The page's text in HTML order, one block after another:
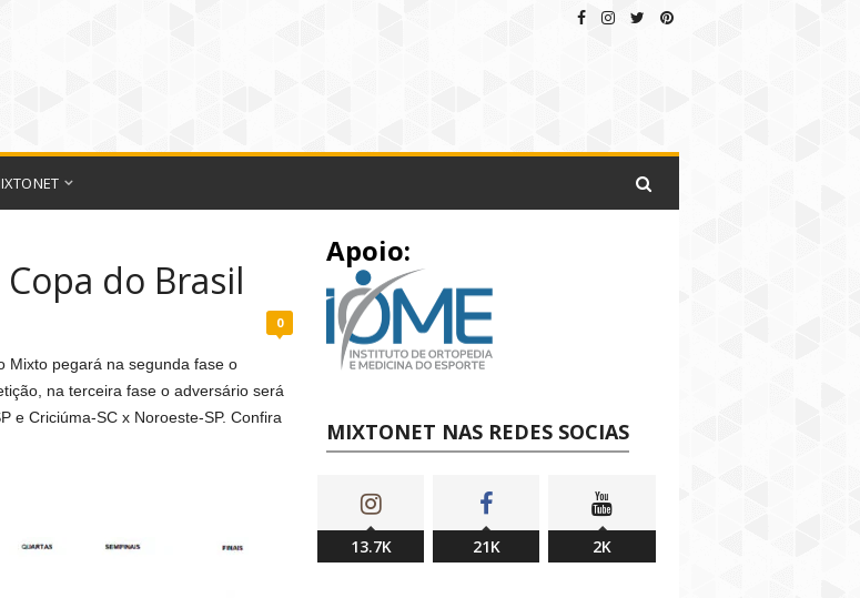
do Brasil
0
Mixto pegará na segunda fase o
na terceira fase o adversário será
e Criciúma-SC x Noroeste-SP. Confira
Apoio:
MIXTONET NAS REDES SOCIAS
13.7K 21K 2K